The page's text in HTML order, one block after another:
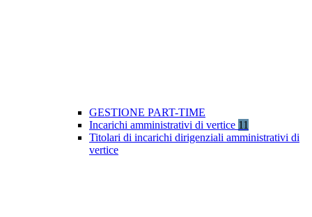
GESTIONE PART-TIME
Incarichi amministrativi di vertice 11
Titolari di incarichi dirigenziali amministrativi di
vertice